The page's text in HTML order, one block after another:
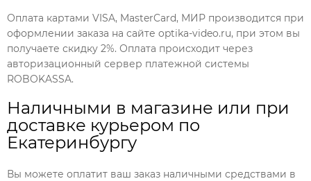
Оплата картами VISA, MasterCard, МИР производится при
оформлении заказа на сайте optika-video.ru, при этом вы
получаете скидку 2%. Оплата происходит через
авторизационный сервер платежной системы
ROBOKASSA.
Наличными в магазине или при
доставке курьером по
Екатеринбургу
Вы можете оплатит ваш заказ наличными средствами в